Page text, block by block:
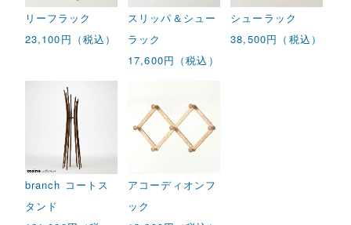
リーフラック
23,100円（税込）
スリッパ＆シュー
ラック
17,600円（税込）
シューラック
38,500円（税込）
branch コートス
タンド
アコーディオンフ
ック